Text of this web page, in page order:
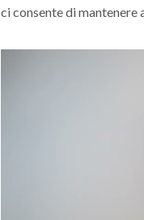
ci consente di